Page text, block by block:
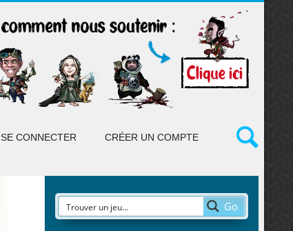
SE CONNECTER CRÉER UN COMPTE
Go